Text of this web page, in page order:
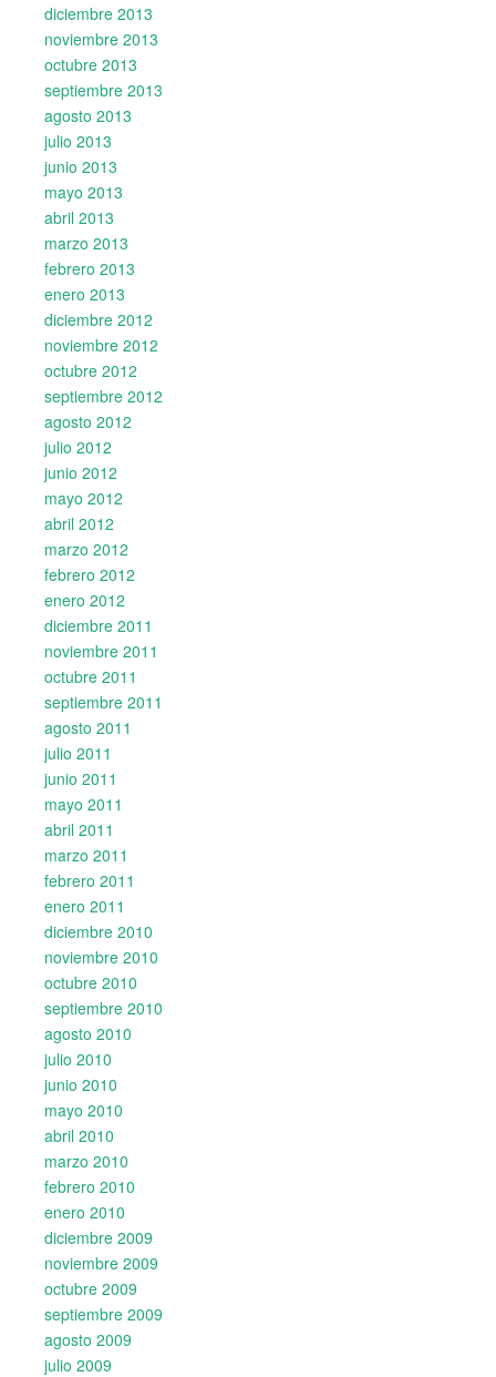
diciembre 2013
noviembre 2013
octubre 2013
septiembre 2013
agosto 2013
julio 2013
junio 2013
mayo 2013
abril 2013
marzo 2013
febrero 2013
enero 2013
diciembre 2012
noviembre 2012
octubre 2012
septiembre 2012
agosto 2012
julio 2012
junio 2012
mayo 2012
abril 2012
marzo 2012
febrero 2012
enero 2012
diciembre 2011
noviembre 2011
octubre 2011
septiembre 2011
agosto 2011
julio 2011
junio 2011
mayo 2011
abril 2011
marzo 2011
febrero 2011
enero 2011
diciembre 2010
noviembre 2010
octubre 2010
septiembre 2010
agosto 2010
julio 2010
junio 2010
mayo 2010
abril 2010
marzo 2010
febrero 2010
enero 2010
diciembre 2009
noviembre 2009
octubre 2009
septiembre 2009
agosto 2009
julio 2009